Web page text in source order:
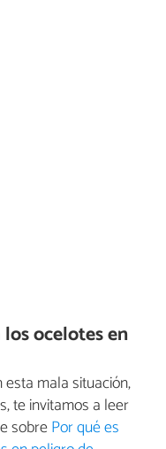
ocelotes en
mala situación,
te invitamos a leer
sobrePor qué es